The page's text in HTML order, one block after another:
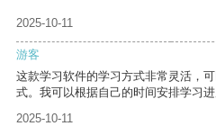
2025-10-11
游客
这款学习软件的学习方式非常灵活，
式。我可以根据自己的时间安排学习进
2025-10-11